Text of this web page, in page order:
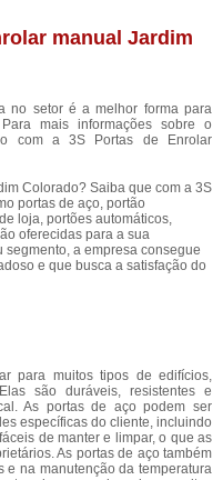
manual Jardim
no setor é a melhor forma para
mais informações sobre o
com a 3S Portas de Enrolar
Colorado? Saiba que com a 3S
portas de aço, portão
loja, portões automáticos,
oferecidas para a sua
a empresa consegue
e que busca a satisfação do
para muitos tipos de edifícios,
são duráveis, resistentes e
As portas de aço podem ser
específicas do cliente, incluindo
de manter e limpar, o que as
As portas de aço também
e na manutenção da temperatura